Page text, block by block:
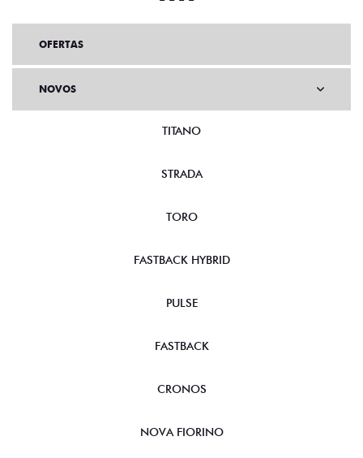
OFERTAS
NOVOS
TITANO
STRADA
TORO
FASTBACK HYBRID
PULSE
FASTBACK
CRONOS
NOVA FIORINO